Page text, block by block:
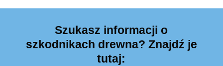
Szukasz informacji o
szkodnikach drewna? Znajdź je
tutaj: